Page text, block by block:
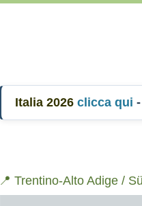
talia 2026 clicca qui-
📍 Trentino-Alto Adige /